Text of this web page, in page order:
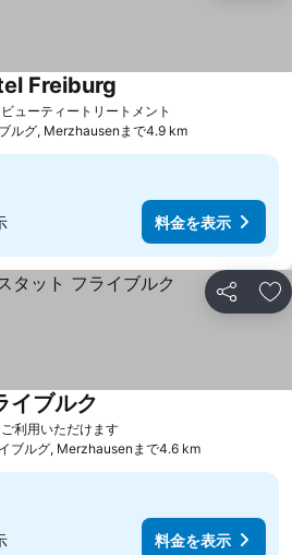
ューティートリートメント
Freiburg
ルグ, Merzhausenまで4.9 km
料金を表示
シェア お
利用いただけます
イブルク
ブルグ, Merzhausenまで4.6 km
料金を表示